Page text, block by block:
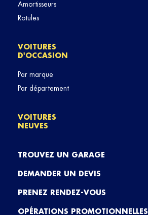
Amortisseurs
Rotules
VOITURES
D'OCCASION
Par marque
Par département
VOITURES
NEUVES
TROUVEZ UN GARAGE
DEMANDER UN DEVIS
PRENEZ RENDEZ-VOUS
OPÉRATIONS PROMOTIONNELLES